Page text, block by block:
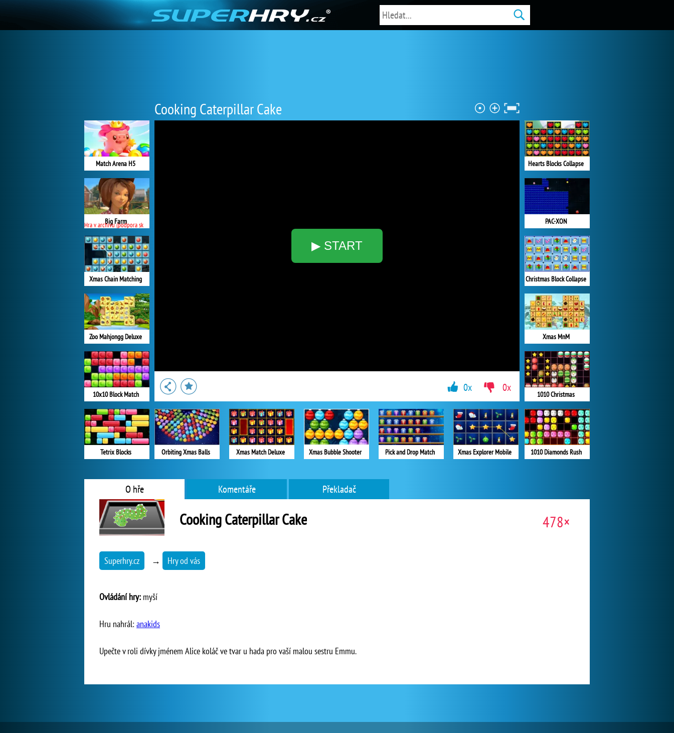
Cooking Caterpillar Cake
▶ START
Match Arena H5
Big Farm
Hra v archivu (podpora skončila)
Xmas Chain Matching
Zoo Mahjongg Deluxe
10x10 Block Match
Tetrix Blocks
Hearts Blocks Collapse
PAC-XON
Christmas Block Collapse
Xmas MnM
1010 Christmas
1010 Diamonds Rush
Orbiting Xmas Balls Xmas Match Deluxe Xmas Bubble Shooter Pick and Drop Match Xmas Explorer Mobile
0x 0x
O hře Komentáře Překladač
Cooking Caterpillar Cake 478×
Superhry.cz → Hry od vás
Ovládání hry: myší
Hru nahrál: anakids
Upečte v roli dívky jménem Alice koláč ve tvar u hada pro vaší malou sestru Emmu.